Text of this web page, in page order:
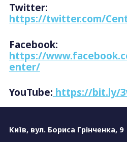
Twitter:
https://twitter.com/
Facebook:
https://
enter/
YouTube: https://bit.ly/
Київ, вул. Бориса Грінченка, 9